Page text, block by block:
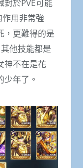
對於PVE可能
用非常強
，更難得的是
他技能都是
神不在是花
年了。